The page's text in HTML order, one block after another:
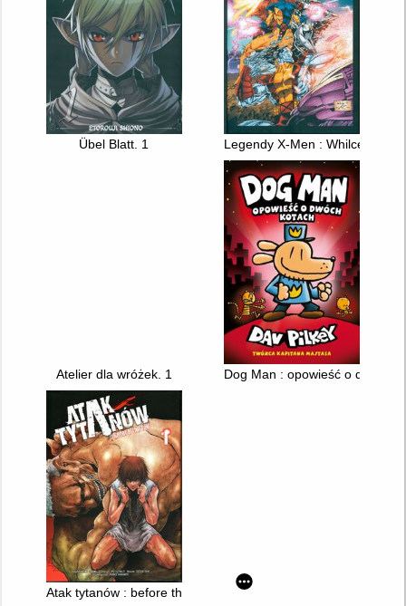
Übel Blatt. 1 Legendy X-Men : Whilce
Atelier dla wróżek. 1 Dog Man : opowieść o dwóch
Atak tytanów : before the fall. 1